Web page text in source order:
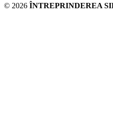
© 2026 ÎNTREPRINDEREA